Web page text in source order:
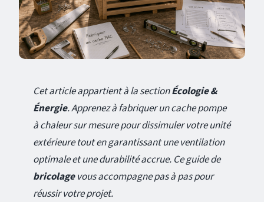
Cet article appartient à la sectionÉcologie &
Énergie. Apprenez à fabriquer un cache pompe
à chaleur sur mesure pour dissimuler votre unité
extérieure tout en garantissant une ventilation
optimale et une durabilité accrue. Ce guide de
bricolagevous accompagne pas à pas pour
réussir votre projet.